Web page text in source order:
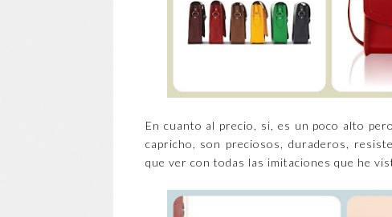
En cuanto al precio, si, es un poco alto
capricho, son preciosos, duraderos,
que ver con todas las imitaciones que he